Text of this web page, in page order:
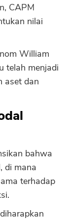
CAPM
nilai
William
telah menjadi
aset dan
bahwa
di mana
terhadap